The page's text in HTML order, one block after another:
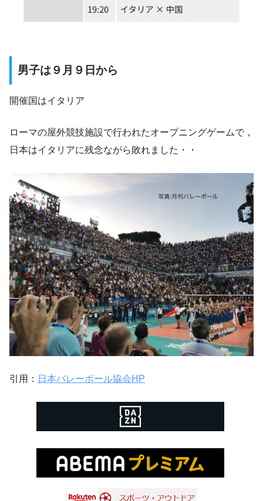
男子は９月９日から
開催国はイタリア
ローマの屋外競技施設で行われたオープニングゲームで，
日本はイタリアに残念ながら敗れました・・
引用： 日本バレーボール協会HP